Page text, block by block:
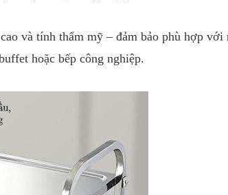
và tính thẩm mỹ – đảm bảo phù hợp với
hoặc bếp công nghiệp.